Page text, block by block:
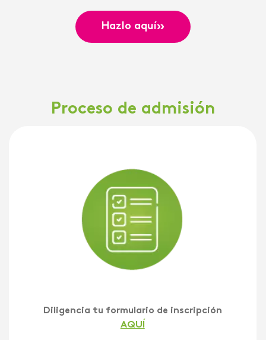
Hazlo aquí»
Proceso de admisión
Diligencia tu formulario de inscripción
AQUÍ